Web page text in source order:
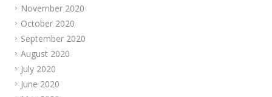
November 2020
October 2020
September 2020
August 2020
July 2020
June 2020